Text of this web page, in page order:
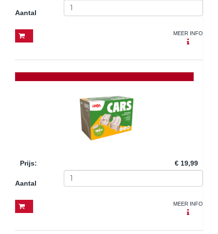
Aantal
MEER INFO
Prijs: € 19,99
Aantal
MEER INFO